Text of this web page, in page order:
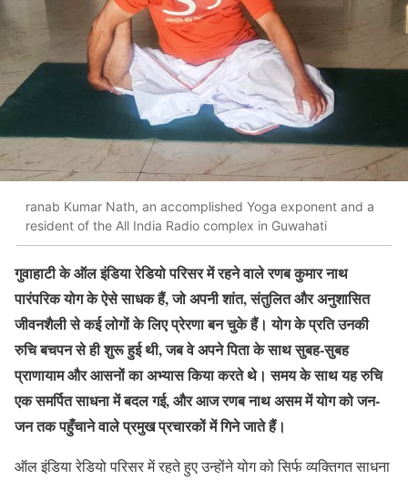
ranab Kumar Nath, an accomplished Yoga exponent and a
resident of the All India Radio complex in Guwahati
गुवाहाटी के ऑल इंडिया रेडियो परिसर में रहने वाले रणब कुमार नाथ
पारंपरिक योग के ऐसे साधक हैं, जो अपनी शांत, संतुलित और अनुशासित
जीवनशैली से कई लोगों के लिए प्रेरणा बन चुके हैं। योग के प्रति उनकी
रुचि बचपन से ही शुरू हुई थी, जब वे अपने पिता के साथ सुबह-सुबह
प्राणायाम और आसनों का अभ्यास किया करते थे। समय के साथ यह रुचि
एक समर्पित साधना में बदल गई, और आज रणब नाथ असम में योग को जन-
जन तक पहुँचाने वाले प्रमुख प्रचारकों में गिने जाते हैं।
ऑल इंडिया रेडियो परिसर में रहते हुए उन्होंने योग को सिर्फ व्यक्तिगत साधना